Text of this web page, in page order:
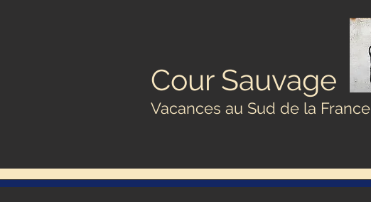
Cour Sauvage
Vacances au Sud de la France